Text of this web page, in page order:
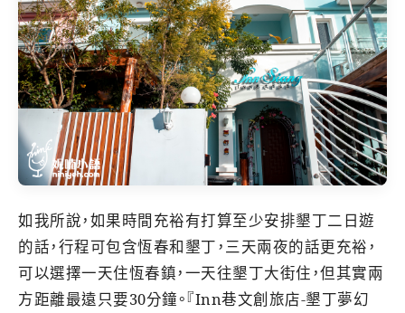
如我所說，如果時間充裕有打算至少安排墾丁二日遊
的話，行程可包含恆春和墾丁，三天兩夜的話更充裕，
可以選擇一天住恆春鎮，一天往墾丁大街住，但其實兩
方距離最遠只要30分鐘。『Inn巷文創旅店-墾丁夢幻